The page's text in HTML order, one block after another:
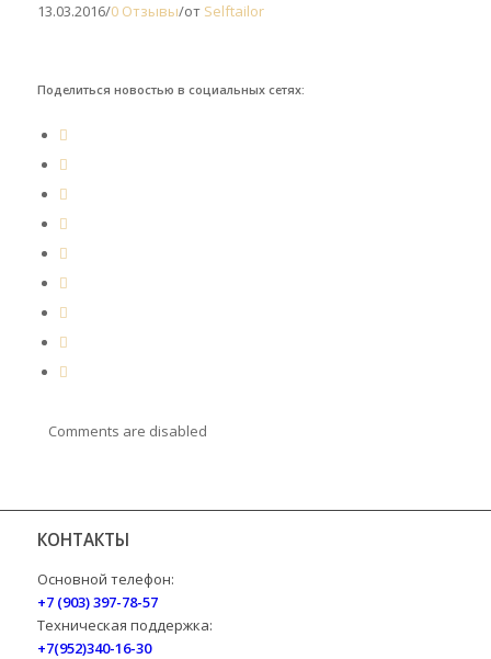
13.03.2016/0 Отзывы/от Selftailor
Поделиться новостью в социальных сетях:
Comments are disabled
КОНТАКТЫ
Основной телефон:
+7 (903) 397-78-57
Техническая поддержка:
+7(952)340-16-30